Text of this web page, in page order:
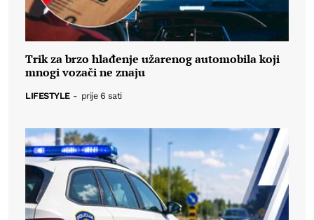
Trik za brzo hlađenje užarenog automobila koji
mnogi vozači ne znaju
LIFESTYLE - prije 6 sati